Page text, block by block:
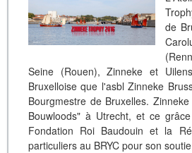
de
Seine (Rouen), Zinneke et
Bruxelloise que l'asbl Zinneke
Bourgmestre de Bruxelles.
Bouwloods" à Utrecht, et ce
Fondation Roi Baudouin et la
particuliers au BRYC pour son